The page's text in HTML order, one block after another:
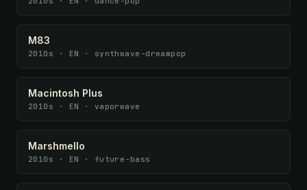
M83
2010s · EN · synthwave-dreampop
Macintosh Plus
2010s · EN · vaporwave
Marshmello
2010s · EN · future-bass